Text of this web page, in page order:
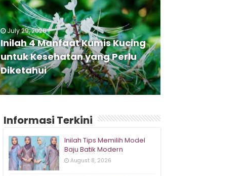
July 29, 2026
Inilah 4 Manfaat Kumis Kucing
untuk Kesehatan yang Perlu
Diketahui
Informasi Terkini
Inilah Tips Memilih Model
Baju Batik Modern
August 8, 2026